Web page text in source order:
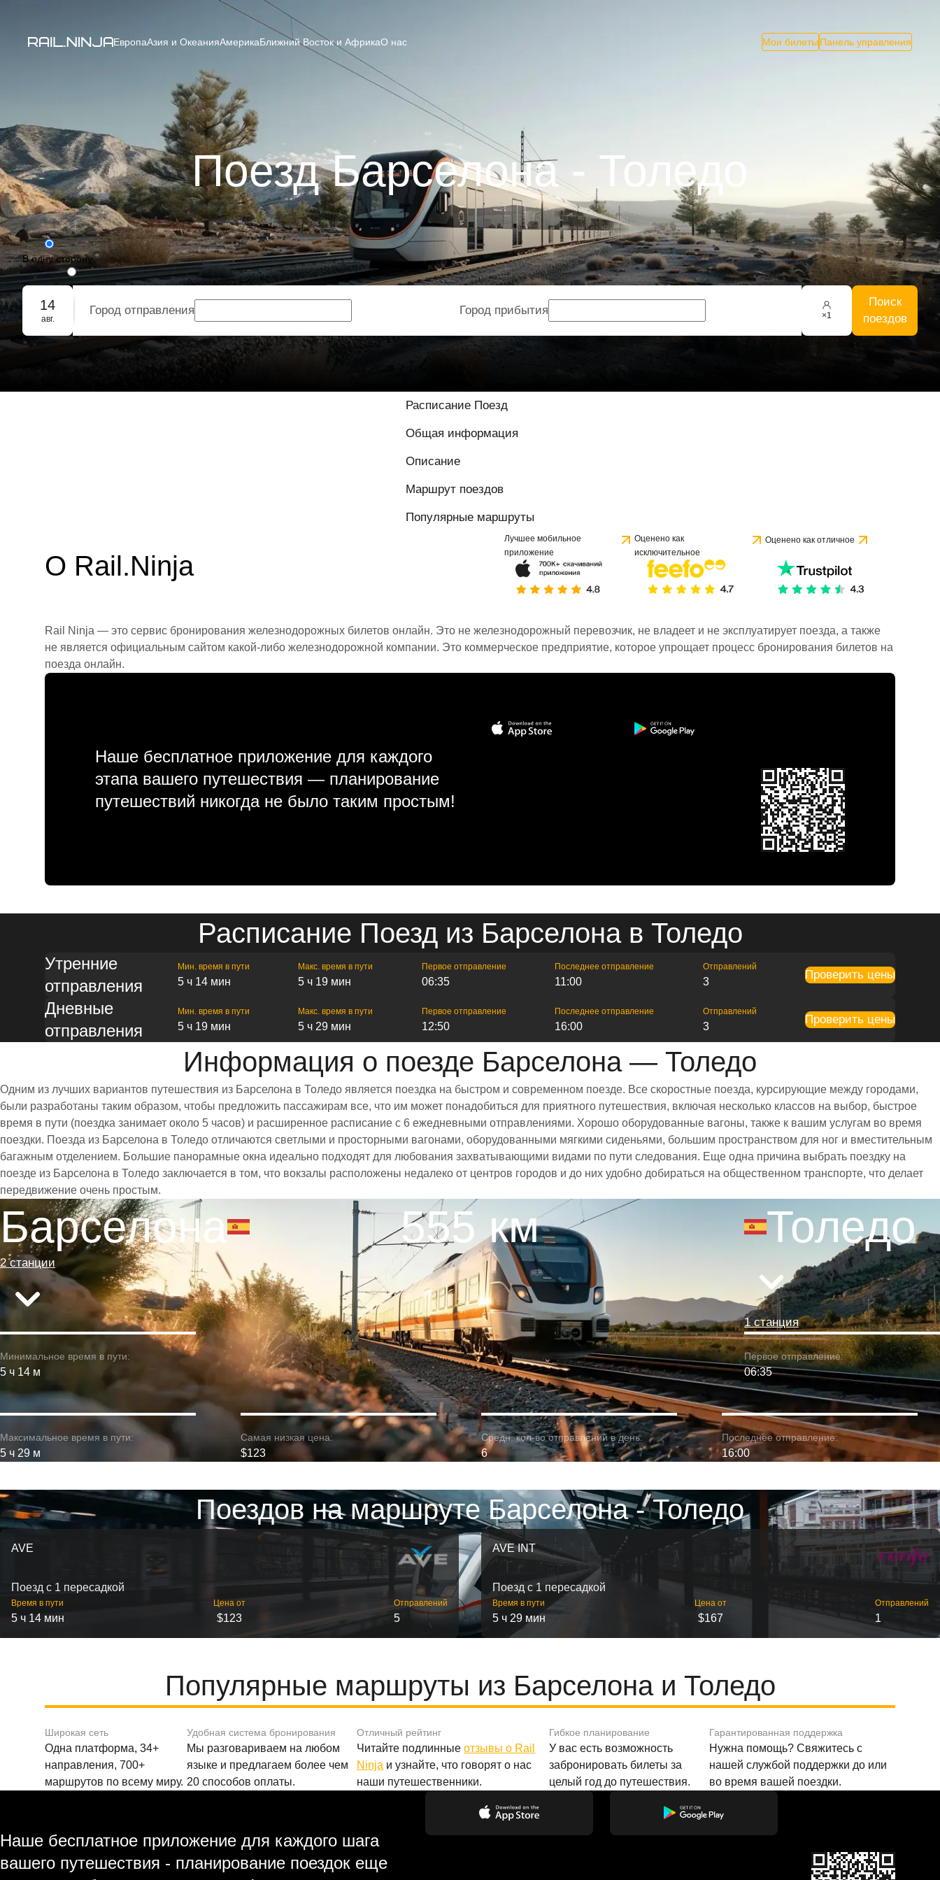
ЕвропаАзия и ОкеанияАмерикаБлижний Восток и АфрикаО нас Мои билеты Панель управления
Поезд Барселона - Толедо
В одну сторону
Туда-обратно
Групповое бронирование
14
авг.
Город отправления Город прибытия ×1
Поиск
поездов
Расписание Поезд
Общая информация
Описание
Маршрут поездов
Популярные маршруты
О Rail.Ninja
Лучшее мобильное
приложение
Оценено как
исключительное
Оценено как отличное
Rail Ninja — это сервис бронирования железнодорожных билетов онлайн. Это не железнодорожный перевозчик, не владеет и не эксплуатирует поезда, а также
не является официальным сайтом какой-либо железнодорожной компании. Это коммерческое предприятие, которое упрощает процесс бронирования билетов на
поезда онлайн.
Наше бесплатное приложение для каждого
этапа вашего путешествия — планирование
путешествий никогда не было таким простым!
Расписание Поезд из Барселона в Толедо
Утренние
отправления
Мин. время в пути
5 ч 14 мин
Макс. время в пути
5 ч 19 мин
Первое отправление
06:35
Последнее отправление
11:00
Отправлений
3
Проверить цены
Дневные
отправления
Мин. время в пути
5 ч 19 мин
Макс. время в пути
5 ч 29 мин
Первое отправление
12:50
Последнее отправление
16:00
Отправлений
3
Проверить цены
Информация о поезде Барселона — Толедо
Одним из лучших вариантов путешествия из Барселона в Толедо является поездка на быстром и современном поезде. Все скоростные поезда, курсирующие между городами,
были разработаны таким образом, чтобы предложить пассажирам все, что им может понадобиться для приятного путешествия, включая несколько классов на выбор, быстрое
время в пути (поездка занимает около 5 часов) и расширенное расписание с 6 ежедневными отправлениями. Хорошо оборудованные вагоны, также к вашим услугам во время
поездки. Поезда из Барселона в Толедо отличаются светлыми и просторными вагонами, оборудованными мягкими сиденьями, большим пространством для ног и вместительным
багажным отделением. Большие панорамные окна идеально подходят для любования захватывающими видами по пути следования. Еще одна причина выбрать поездку на
поезде из Барселона в Толедо заключается в том, что вокзалы расположены недалеко от центров городов и до них удобно добираться на общественном транспорте, что делает
передвижение очень простым.
Барселона
2 станции
555 км Толедо
1 станция
Минимальное время в пути:
5 ч 14 м
Первое отправление:
06:35
Максимальное время в пути:
5 ч 29 м
Самая низкая цена:
$123
Средн. кол-во отправлений в день:
6
Последнее отправление:
16:00
Поездов на маршруте Барселона - Толедо
AVE
Поезд с 1 пересадкой
Время в пути
5 ч 14 мин
Цена от
$123
Отправлений
5
AVE INT
Поезд с 1 пересадкой
Время в пути
5 ч 29 мин
Цена от
$167
Отправлений
1
Популярные маршруты из Барселона и Толедо
Широкая сеть
Одна платформа, 34+
направления, 700+
маршрутов по всему миру.
Удобная система бронирования
Мы разговариваем на любом
языке и предлагаем более чем
20 способов оплаты.
Отличный рейтинг
Читайте подлинныеотзывы о Rail
Ninja и узнайте, что говорят о нас
наши путешественники.
Гибкое планирование
У вас есть возможность
забронировать билеты за
целый год до путешествия.
Гарантированная поддержка
Нужна помощь? Свяжитесь с
нашей службой поддержки до или
во время вашей поездки.
Наше бесплатное приложение для каждого шага
вашего путешествия - планирование поездок еще